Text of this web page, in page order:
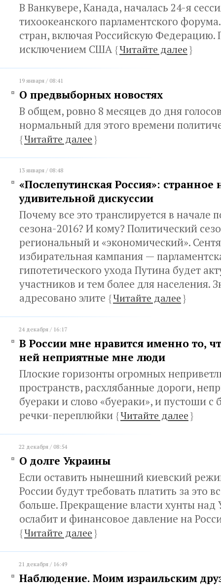
В Ванкувере, Канада, началась 24-я
тихоокеанского парламентского
стран, включая Российскую Федерацию.
исключением США{Читайте далее}
19 января / 08:41
О предвыборных новостях
В общем, ровно 8 месяцев до дня
нормальный для этого времени
{Читайте далее}
13 января / 08:48
«Послепутинская Россия»: странное
удивительной дискуссии
Почему все это транслируется в начале
сезона-2016? И кому? Политический
региональный и «экономический».
избирательная кампания —
гипотетического ухода Путина будет
участников и тем более для населения.
адресовано элите {Читайте далее}
24 декабря / 16:17
В России мне нравится именно то,
ней неприятные мне люди
Плоские горизонты огромных
пространств, расхлябанные дороги,
буераки и слово «буераки», и пустоши с
речки-переплюйки {Читайте далее}
22 декабря / 08:54
О долге Украины
Если оставить нынешний киевский
России будут требовать платить за это
больше. Прекращение власти хунты над
ослабит и финансовое давление на
{Читайте далее}
21 декабря / 16:49
Наблюдение. Моим израильским